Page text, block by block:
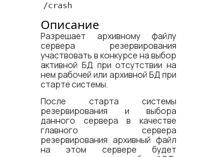
/crash
Описание
Разрешает архивному файлу
сервера резервирования
участвовать в конкурсе на выбор
активной БД при отсутствии на
нем рабочей или архивной БД при
старте системы.
После старта системы
резервирования и выбора
данного сервера в качестве
главного сервера
резервирования архивный файл
на этом сервере будет